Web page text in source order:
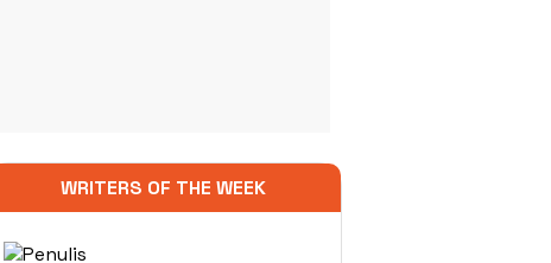
WRITERS OF THE WEEK